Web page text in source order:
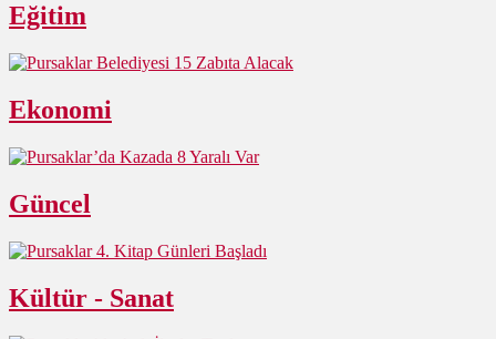
Eğitim
Ekonomi
Güncel
Kültür - Sanat